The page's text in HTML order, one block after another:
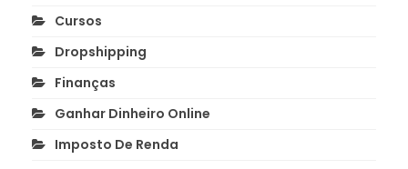
Cursos
Dropshipping
Finanças
Ganhar Dinheiro Online
Imposto De Renda